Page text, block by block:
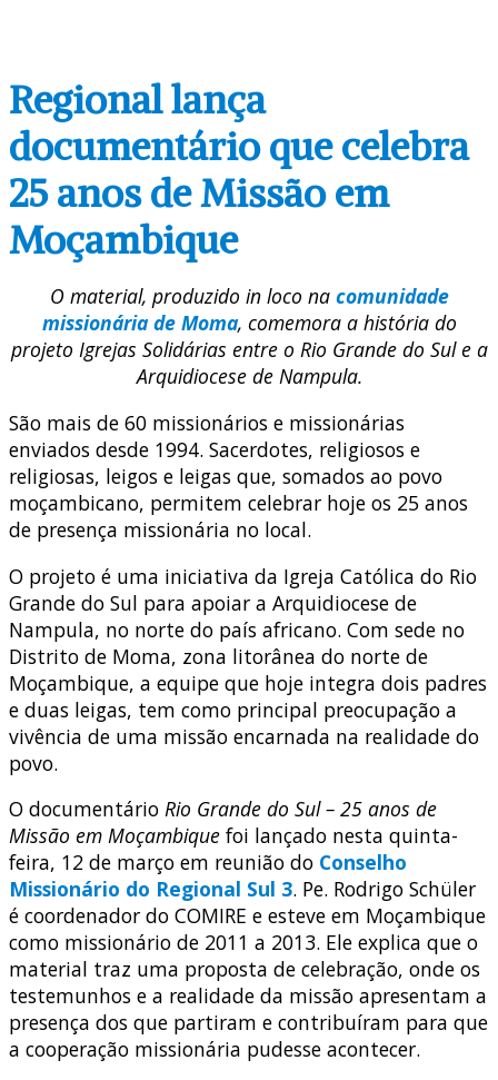
Regional lança
documentário que celebra
25 anos de Missão em
Moçambique
O material, produzido in loco na comunidade
missionária de Moma, comemora a história do
projeto Igrejas Solidárias entre o Rio Grande do Sul e a
Arquidiocese de Nampula.
São mais de 60 missionários e missionárias
enviados desde 1994. Sacerdotes, religiosos e
religiosas, leigos e leigas que, somados ao povo
moçambicano, permitem celebrar hoje os 25 anos
de presença missionária no local.
O projeto é uma iniciativa da Igreja Católica do Rio
Grande do Sul para apoiar a Arquidiocese de
Nampula, no norte do país africano. Com sede no
Distrito de Moma, zona litorânea do norte de
Moçambique, a equipe que hoje integra dois padres
e duas leigas, tem como principal preocupação a
vivência de uma missão encarnada na realidade do
povo.
O documentário Rio Grande do Sul – 25 anos de
Missão em Moçambique foi lançado nesta quinta-
feira, 12 de março em reunião do Conselho
Missionário do Regional Sul 3. Pe. Rodrigo Schüler
é coordenador do COMIRE e esteve em Moçambique
como missionário de 2011 a 2013. Ele explica que o
material traz uma proposta de celebração, onde os
testemunhos e a realidade da missão apresentam a
presença dos que partiram e contribuíram para que
a cooperação missionária pudesse acontecer.